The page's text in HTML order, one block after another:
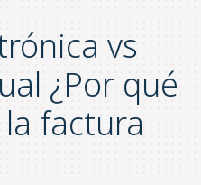
vs
¿Por qué
factura